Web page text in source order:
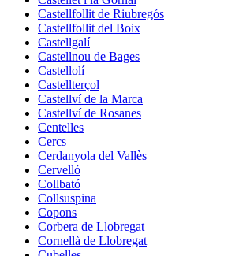
Castellfollit de Riubregós
Castellfollit del Boix
Castellgalí
Castellnou de Bages
Castellolí
Castellterçol
Castellví de la Marca
Castellví de Rosanes
Centelles
Cercs
Cerdanyola del Vallès
Cervelló
Collbató
Collsuspina
Copons
Corbera de Llobregat
Cornellà de Llobregat